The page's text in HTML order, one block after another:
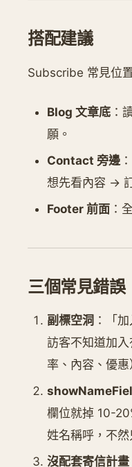
搭配建議
Subscribe 常見位置
Blog 文章底 ：
願。
Contact 旁邊
想先看內容 →
Footer 前面 ：
三個常見錯誤
副標空洞 ：「
訪客不知道加
率、內容、優惠
欄位就掉 10-
姓名稱呼，不
沒配套寄信計畫